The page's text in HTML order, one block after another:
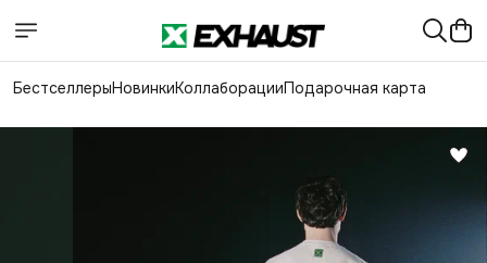
БестселлерыНовинкиКоллаборацииПодарочная карта